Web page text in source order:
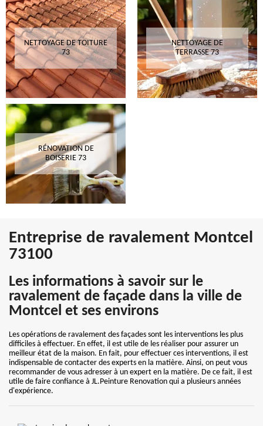
NETTOYAGE DE TOITURE
73
NETTOYAGE DE
TERRASSE 73
RÉNOVATION DE
BOISERIE 73
Entreprise de ravalement Montcel
73100
Les informations à savoir sur le
ravalement de façade dans la ville de
Montcel et ses environs
Les opérations de ravalement des façades sont les interventions les plus
difficiles à effectuer. En effet, il est utile de les réaliser pour assurer un
meilleur état de la maison. En fait, pour effectuer ces interventions, il est
indispensable de contacter des experts en la matière. Ainsi, on peut vous
recommander de vous adresser à un expert en la matière. De ce fait, il est
utile de faire confiance à JL.Peinture Renovation qui a plusieurs années
d'expérience.